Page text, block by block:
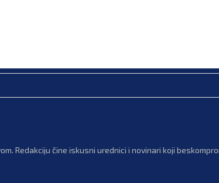
Redakciju čine iskusni urednici i novinari koji